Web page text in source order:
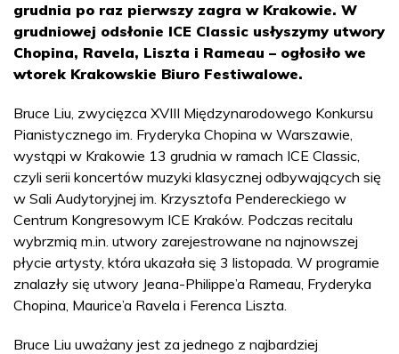
grudnia po raz pierwszy zagra w Krakowie. W
grudniowej odsłonie ICE Classic usłyszymy utwory
Chopina, Ravela, Liszta i Rameau – ogłosiło we
wtorek Krakowskie Biuro Festiwalowe.
Bruce Liu, zwycięzca XVIII Międzynarodowego Konkursu
Pianistycznego im. Fryderyka Chopina w Warszawie,
wystąpi w Krakowie 13 grudnia w ramach ICE Classic,
czyli serii koncertów muzyki klasycznej odbywających się
w Sali Audytoryjnej im. Krzysztofa Pendereckiego w
Centrum Kongresowym ICE Kraków. Podczas recitalu
wybrzmią m.in. utwory zarejestrowane na najnowszej
płycie artysty, która ukazała się 3 listopada. W programie
znalazły się utwory Jeana-Philippe’a Rameau, Fryderyka
Chopina, Maurice’a Ravela i Ferenca Liszta.
Bruce Liu uważany jest za jednego z najbardziej